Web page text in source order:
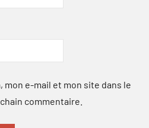
mon e-mail et mon site dans le
commentaire.